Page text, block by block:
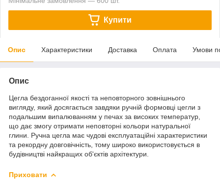
Купити
Опис Характеристики Доставка Оплата Умови
Опис
Цегла бездоганної якості та неповторного зовнішнього
вигляду, який досягається завдяки ручній формовці цегли з
подальшим випалюванням у печах за високих температур,
що дає змогу отримати неповторні кольори натуральної
глини. Ручна цегла має чудові експлуатаційні характеристики
та рекордну довговічність, тому широко використовується в
будівництві найкращих об'єктів архітектури.
Приховати